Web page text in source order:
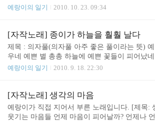
서운 초식공룡이다"라는 동화를 들려주겠다고
데 무서운 초식공룡이라고 하네요 ^^ "얘가 왜
운 초식공룡이야?" "육식공룡처럼 무서운 이빨
졌거든" "얘는 초식공룡이지만 가끔 고기도 먹
'그..
닭 사람들을 흉내내는 앵무새 하얀 몸통 백로 구
고 있네요^^ 제목 : 저녁까치 저녁까치는 저녁에
노래 부르러 가는 거에요 예쁘게 입은 까마귀의
리에 화려한 머리띠를 쓰고 왔어요 예쁜 꽃들
쁜 피아노 예쁜 코브라의 새끼 예쁜 공룡의 딸
예랑이의 일기 2010. 10. 23. 09:34
[자작노래] 종이가 하늘을 훨훨 날다
제목 : 의자풀(의자풀 아주 좋은 풀이라는 뜻)
우네 예쁜 별 총총 하늘에 예쁜 꽃들이 피어났
악어가 깨어났네 왠일 일까요? 예쁘게 꽃들이
종이가 하늘을 훨훨 난다 아주 아주 깊은 옛날에
담요를 뒤집어쓴 어떤 괴물이 살고 있었어요 그
람들은 아무도 없었어요 그 바닷속 깊이 있는 문
예랑이의 일기 2010. 9. 18. 22:30
[자작노래] 생각의 마음
예랑이가 직접 지어서 부른 노래입니다. [제목:
웃기는 마음들 언제 마음이 피어날까? 언제나